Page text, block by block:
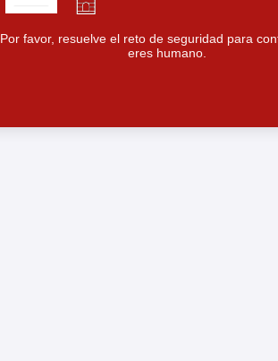
Por favor, resuelve el reto de seguridad para
eres humano.